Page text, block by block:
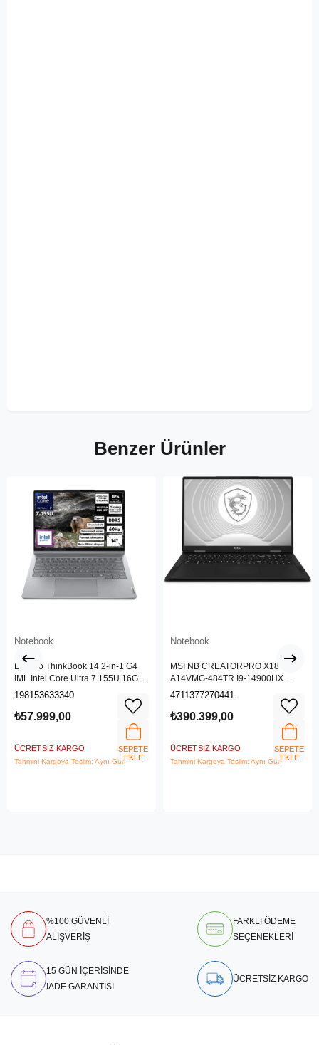
Benzer Ürünler
Notebook
Lenovo ThinkBook 14 2-in-1 G4
IML Intel Core Ultra 7 155U 16GB
512GB SSD 14" WUXGA IPS
Panel Freedos Dokunmatik Ekran
Laptop 21MX002VTR
198153633340
₺57.999,00
ÜCRETSIZ KARGO
Tahmini Kargoya Teslim: Aynı Gün
SEPETE
EKLE
Notebook
MSI NB CREATORPRO X18 HX
A14VMG-484TR I9-14900HX
128GB DDR5 RTX5000 ADA
GDDR6 16GB 4TB SSD 18.0
UHD+
4711377270441
₺390.399,00
ÜCRETSIZ KARGO
Tahmini Kargoya Teslim: Aynı Gün
SEPETE
EKLE
%100 GÜVENLİ
ALIŞVERİŞ
FARKLI ÖDEME
SEÇENEKLERİ
15 GÜN İÇERİSİNDE
İADE GARANTİSİ
ÜCRETSİZ KARGO